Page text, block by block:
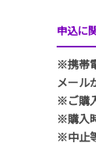
申込に
※携帯
メール
※ご購
※購入
※中止